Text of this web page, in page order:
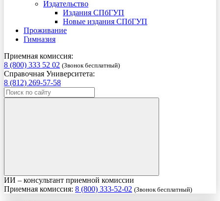
Издательство
Издания СПбГУП
Новые издания СПбГУП
Проживание
Гимназия
Приемная комиссия:
8 (800) 333 52 02 (Звонок бесплатный)
Справочная Университета:
8 (812) 269-57-58
ИИ – консультант приемной комиссии
Приемная комиссия: 8 (800) 333-52-02 (Звонок бесплатный)